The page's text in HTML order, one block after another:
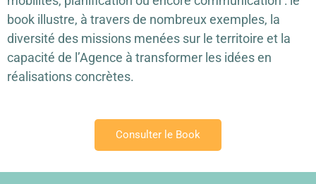
book illustre, à travers de nombreux exemples, la
diversité des missions menées sur le territoire et la
capacité de l’Agence à transformer les idées en
réalisations concrètes.
Consulter le Book